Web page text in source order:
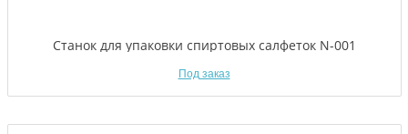
Станок для упаковки спиртовых салфеток N-001
Под заказ